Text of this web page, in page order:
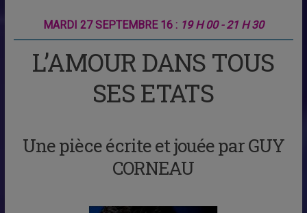
MARDI 27 SEPTEMBRE 16 : 19 H 00 - 21 H 30
L’AMOUR DANS TOUS
SES ETATS
Une pièce écrite et jouée par GUY
CORNEAU